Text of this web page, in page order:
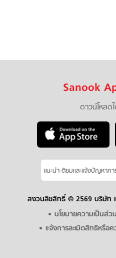
Sanook
ดาวน์โหลด
แนะนำ-ติชมเเละแจ้งปัญหากา
สงวนลิขสิทธิ์ © 2569 บริษัท
นโยบายความเป็นส่
แจ้งการละเมิดสิทธิหรือค